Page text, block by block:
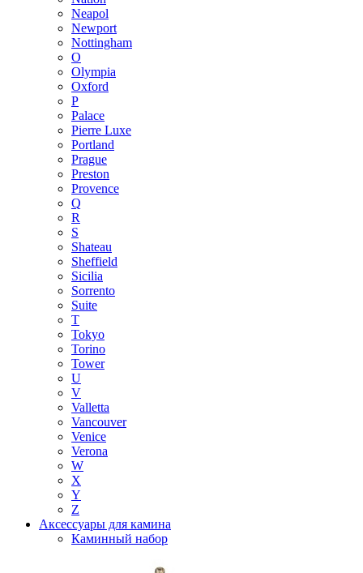
Neapol
Newport
Nottingham
O
Olympia
Oxford
P
Palace
Pierre Luxe
Portland
Prague
Preston
Provence
Q
R
S
Shateau
Sheffield
Sicilia
Sorrento
Suite
T
Tokyo
Torino
Tower
U
V
Valletta
Vancouver
Venice
Verona
W
X
Y
Z
Аксессуары для камина
Каминный набор